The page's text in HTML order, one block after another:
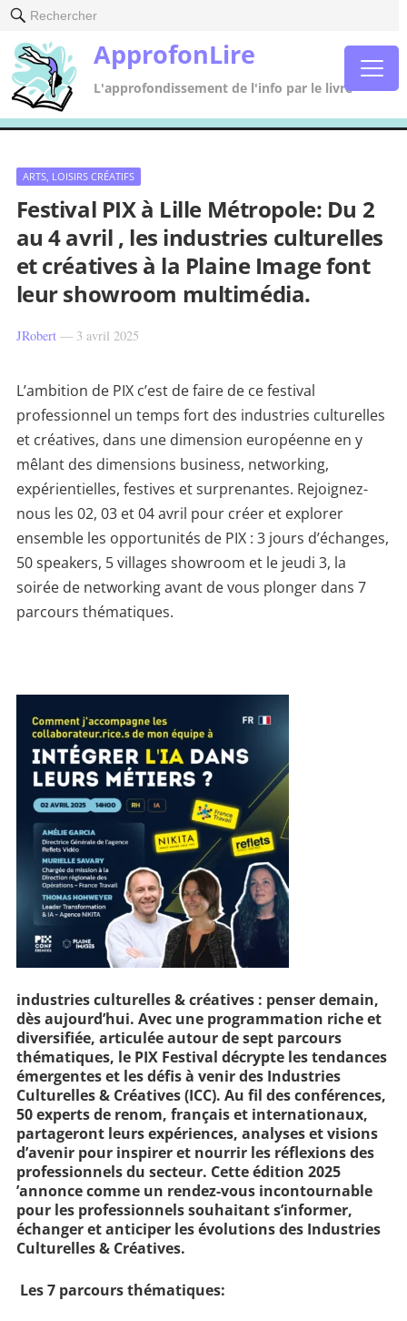
Rechercher
ApprofonLire
L'approfondissement de l'info par le livre
ARTS, LOISIRS CRÉATIFS
Festival PIX à Lille Métropole: Du 2
au 4 avril , les industries culturelles
et créatives à la Plaine Image font
leur showroom multimédia.
JRobert— 3 avril 2025
L’ambition de PIX c’est de faire de ce festival
professionnel un temps fort des industries culturelles
et créatives, dans une dimension européenne en y
mêlant des dimensions business, networking,
expérientielles, festives et surprenantes. Rejoignez-
nous les 02, 03 et 04 avril pour créer et explorer
ensemble les opportunités de PIX : 3 jours d’échanges,
50 speakers, 5 villages showroom et le jeudi 3, la
soirée de networking avant de vous plonger dans 7
parcours thématiques.
industries culturelles& créatives : penserdemain,
dès aujourd’hui. Avec une programmation riche et
diversifiée, articulée autour de sept parcours
thématiques, le PIX Festival décrypte les tendances
émergentes et les défis à venir des Industries
Culturelles & Créatives (ICC). Au fil des conférences,
50 experts de renom, français et internationaux,
partageront leurs expériences, analyses et visions
d’avenir pour inspirer et nourrir les réflexions des
professionnels du secteur. Cette édition 2025
’annonce comme un rendez-vous incontournable
pour les professionnels souhaitant s’informer,
échanger et anticiper les évolutions des Industries
Culturelles & Créatives.
Les 7 parcours thématiques: